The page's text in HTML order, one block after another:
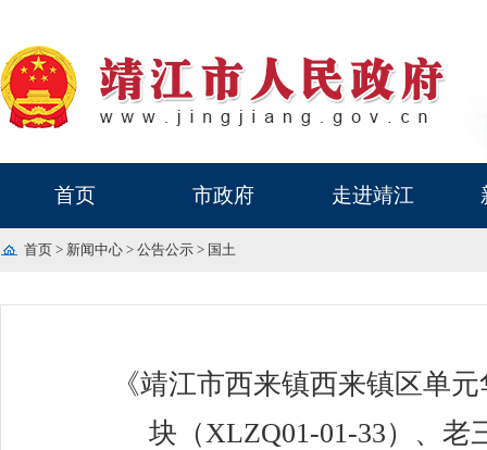
首页 市政府 走进靖江
首页 > 新闻中心 > 公告公示 > 国土
《靖江市西来镇西来镇区单
块（XLZQ01-01-33）、老